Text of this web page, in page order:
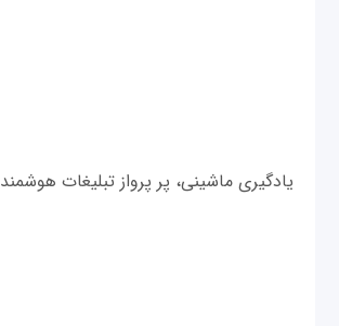
یادگیری ماشینی، پر پرواز تبلیغات هوشمند